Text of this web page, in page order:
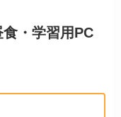
・学習用PC